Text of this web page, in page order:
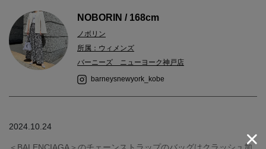
NOBORIN / 168cm
ノボリン
所属：ウィメンズ
バーニーズ ニューヨーク神戸店
barneysnewyork_kobe
2024.10.24